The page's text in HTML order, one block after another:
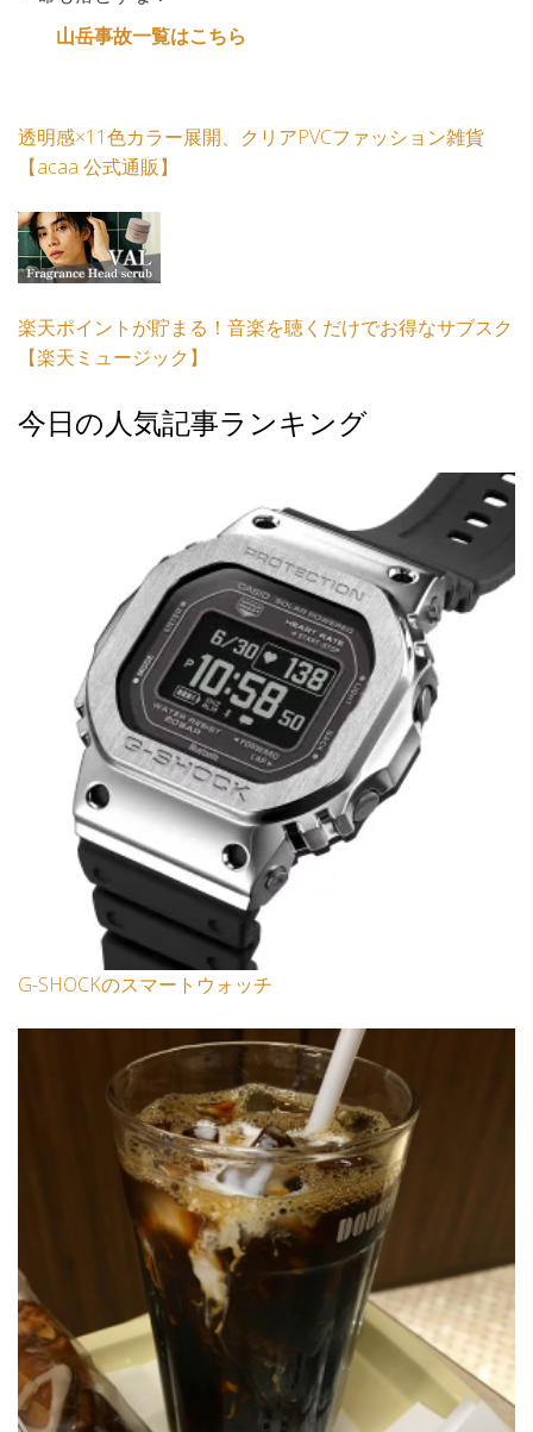
山岳事故一覧はこちら
透明感×11色カラー展開、クリアPVCファッション雑貨
【acaa 公式通販】
楽天ポイントが貯まる！音楽を聴くだけでお得なサブスク
【楽天ミュージック】
今日の人気記事ランキング
G-SHOCKのスマートウォッチ